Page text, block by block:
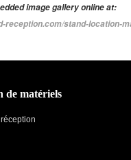
image gallery online at:
reception.com/stand-location-
de matériels